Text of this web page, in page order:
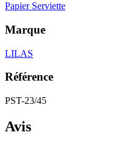
Papier Serviette
Marque
LILAS
Référence
PST-23/45
Avis